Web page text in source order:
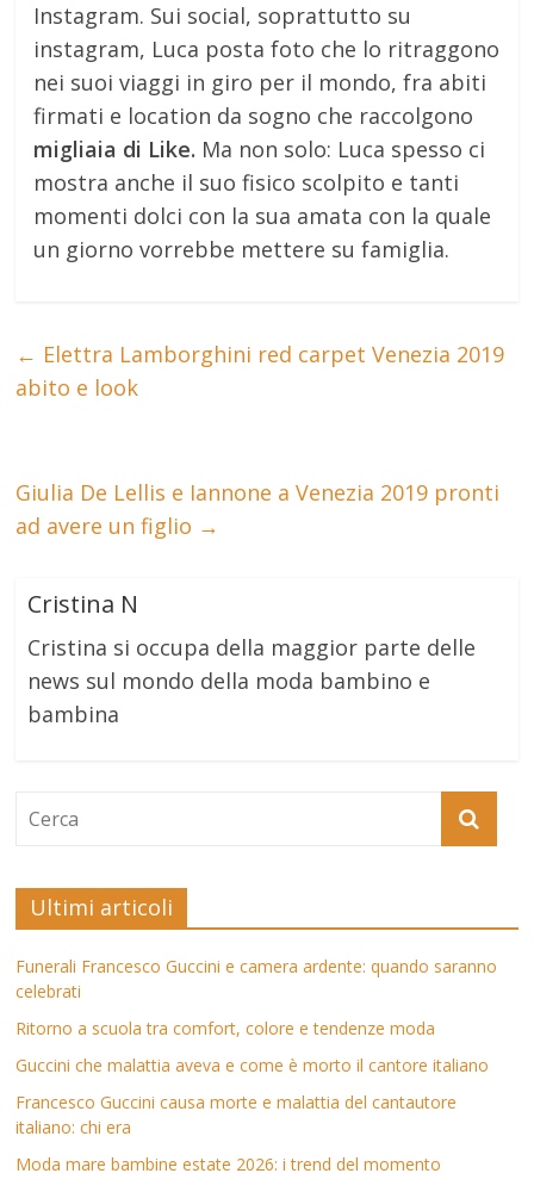
Instagram. Sui social, soprattutto su
instagram, Luca posta foto che lo ritraggono
nei suoi viaggi in giro per il mondo, fra abiti
firmati e location da sogno che raccolgono
migliaia di Like. Ma non solo: Luca spesso ci
mostra anche il suo fisico scolpito e tanti
momenti dolci con la sua amata con la quale
un giorno vorrebbe mettere su famiglia.
← Elettra Lamborghini red carpet Venezia 2019
abito e look
Giulia De Lellis e Iannone a Venezia 2019 pronti
ad avere un figlio →
Cristina N
Cristina si occupa della maggior parte delle
news sul mondo della moda bambino e
bambina
Ultimi articoli
Funerali Francesco Guccini e camera ardente: quando saranno
celebrati
Ritorno a scuola tra comfort, colore e tendenze moda
Guccini che malattia aveva e come è morto il cantore italiano
Francesco Guccini causa morte e malattia del cantautore
italiano: chi era
Moda mare bambine estate 2026: i trend del momento